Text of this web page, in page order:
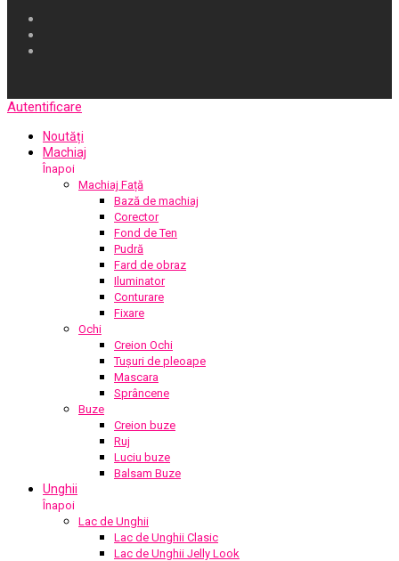
Autentificare
Noutăți
Machiaj
Înapoi
Machiaj Față
Bază de machiaj
Corector
Fond de Ten
Pudră
Fard de obraz
Iluminator
Conturare
Fixare
Ochi
Creion Ochi
Tușuri de pleoape
Mascara
Sprâncene
Buze
Creion buze
Ruj
Luciu buze
Balsam Buze
Unghii
Înapoi
Lac de Unghii
Lac de Unghii Clasic
Lac de Unghii Jelly Look